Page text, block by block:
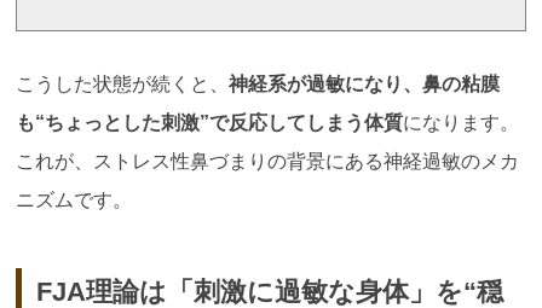
こうした状態が続くと、神経系が過敏になり、鼻の粘膜
も“ちょっとした刺激”で反応してしまう体質になります。
これが、ストレス性鼻づまりの背景にある神経過敏のメカ
ニズムです。
FJA理論は「刺激に過敏な身体」を“穏